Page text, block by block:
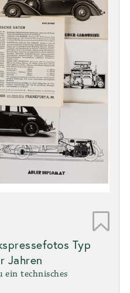
Typ
Jahren
ein technisches